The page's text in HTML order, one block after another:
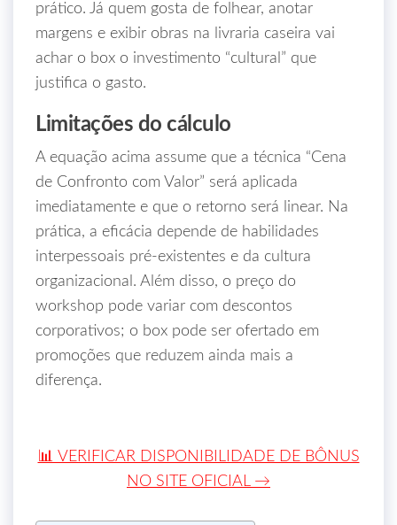
prático. Já quem gosta de folhear, anotar
margens e exibir obras na livraria caseira vai
achar o box o investimento “cultural” que
justifica o gasto.
Limitações do cálculo
A equação acima assume que a técnica “Cena
de Confronto com Valor” será aplicada
imediatamente e que o retorno será linear. Na
prática, a eficácia depende de habilidades
interpessoais pré‑existentes e da cultura
organizacional. Além disso, o preço do
workshop pode variar com descontos
corporativos; o box pode ser ofertado em
promoções que reduzem ainda mais a
diferença.
📊 VERIFICAR DISPONIBILIDADE DE BÔNUS
NO SITE OFICIAL →